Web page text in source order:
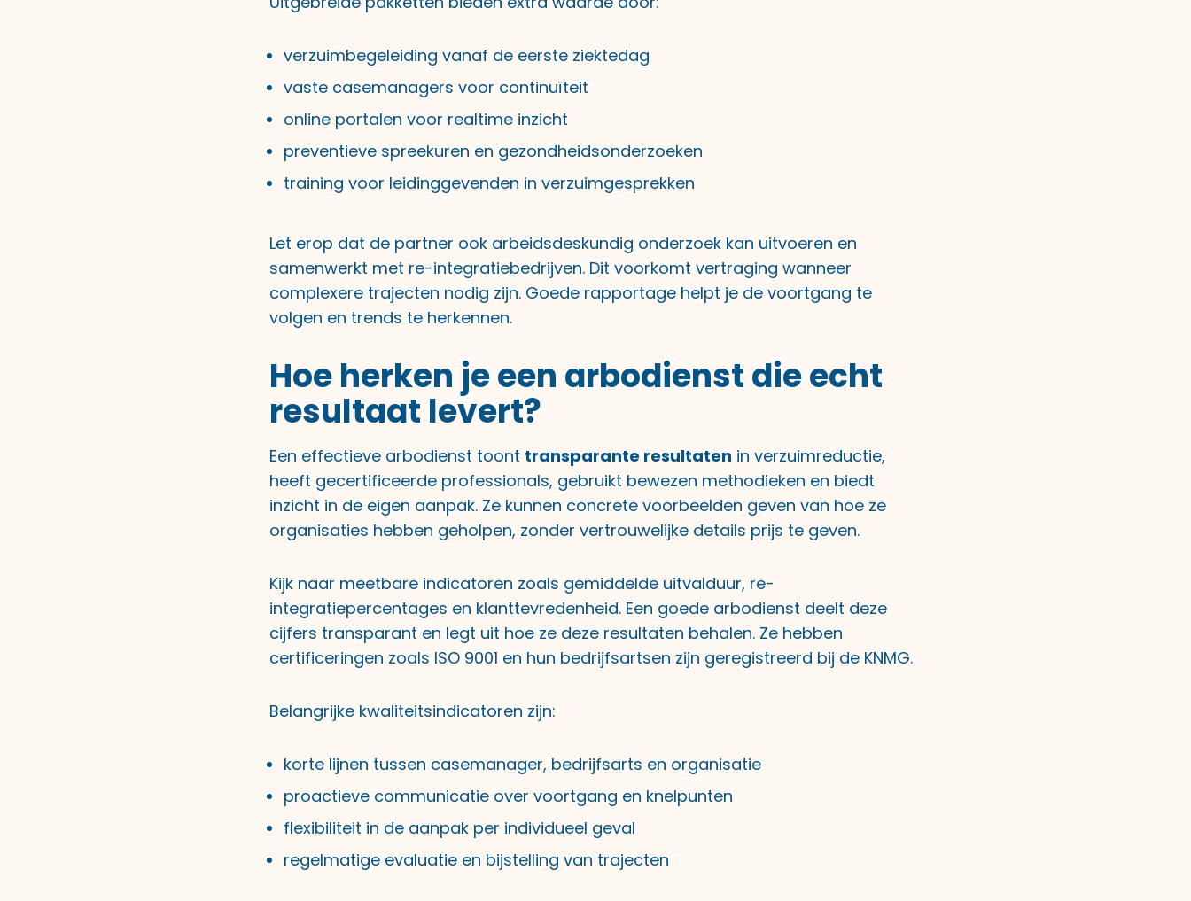
verzuimbegeleiding vanaf de eerste ziektedag
vaste casemanagers voor continuïteit
online portalen voor realtime inzicht
preventieve spreekuren en gezondheidsonderzoeken
training voor leidinggevenden in verzuimgesprekken
Let erop dat de partner ook arbeidsdeskundig onderzoek kan uitvoeren en
samenwerkt met re-integratiebedrijven. Dit voorkomt vertraging wanneer
complexere trajecten nodig zijn. Goede rapportage helpt je de voortgang te
volgen en trends te herkennen.
Hoe herken je een arbodienst die echt
resultaat levert?
Een effectieve arbodienst toont transparante resultaten in verzuimreductie,
heeft gecertificeerde professionals, gebruikt bewezen methodieken en biedt
inzicht in de eigen aanpak. Ze kunnen concrete voorbeelden geven van hoe ze
organisaties hebben geholpen, zonder vertrouwelijke details prijs te geven.
Kijk naar meetbare indicatoren zoals gemiddelde uitvalduur, re-
integratiepercentages en klanttevredenheid. Een goede arbodienst deelt deze
cijfers transparant en legt uit hoe ze deze resultaten behalen. Ze hebben
certificeringen zoals ISO 9001 en hun bedrijfsartsen zijn geregistreerd bij de KNMG.
Belangrijke kwaliteitsindicatoren zijn:
korte lijnen tussen casemanager, bedrijfsarts en organisatie
proactieve communicatie over voortgang en knelpunten
flexibiliteit in de aanpak per individueel geval
regelmatige evaluatie en bijstelling van trajecten